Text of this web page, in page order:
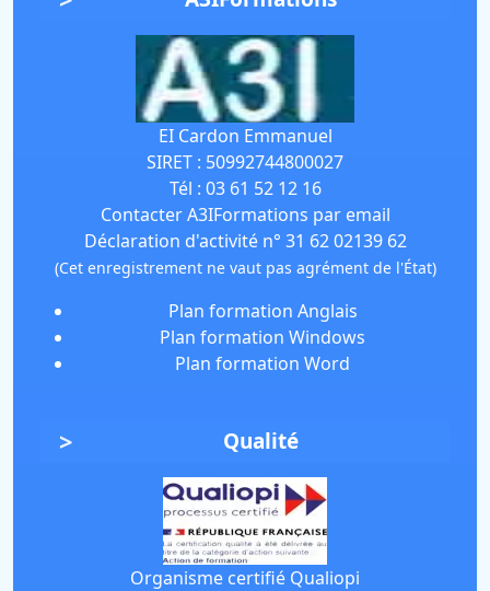
EI Cardon Emmanuel
SIRET : 50992744800027
Tél : 03 61 52 12 16
Contacter A3IFormations par email
Déclaration d'activité n° 31 62 02139 62
(Cet enregistrement ne vaut pas agrément de l'État)
Plan formation Anglais
Plan formation Windows
Plan formation Word
Qualité
Organisme certifié Qualiopi